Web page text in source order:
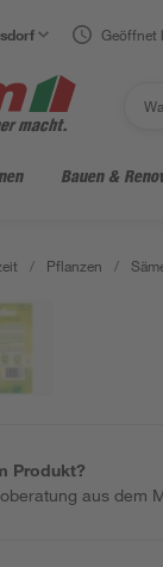
Geöffnet
Bauen &
/ Pflanzen /
Produkt?
aus dem